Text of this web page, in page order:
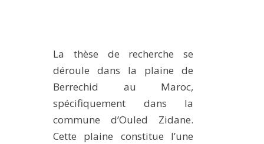
SÉMINAIRES RÉGULIERS
FORMATION
INGÉNIEUR
FORMATION CONTINUE
La thèse de recherche se
déroule dans la plaine de
Berrechid au Maroc,
spécifiquement dans la
commune d’Ouled Zidane.
Cette plaine constitue l’une